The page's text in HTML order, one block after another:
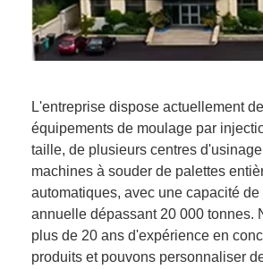
L'entreprise dispose actuellement
équipements de moulage par
taille, de plusieurs centres
machines à souder de palettes
automatiques, avec une capacité de
annuelle dépassant 20 000 tonnes.
plus de 20 ans d'expérience en
produits et pouvons personnaliser